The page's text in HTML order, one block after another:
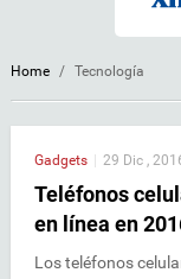
Home / Tecnología
Gadgets 29 Dic ,
Teléfonos
en línea en
Los teléfonos